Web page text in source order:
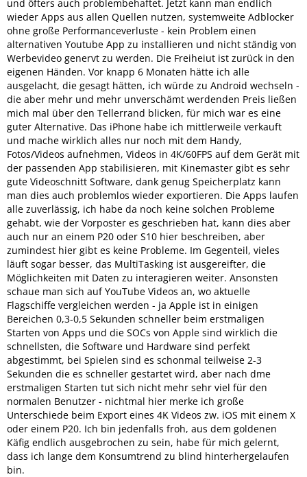
und öfters auch problembehaftet. Jetzt kann man endlich
wieder Apps aus allen Quellen nutzen, systemweite Adblocker
ohne große Performanceverluste - kein Problem einen
alternativen Youtube App zu installieren und nicht ständig von
Werbevideo genervt zu werden. Die Freiheiut ist zurück in den
eigenen Händen. Vor knapp 6 Monaten hätte ich alle
ausgelacht, die gesagt hätten, ich würde zu Android wechseln -
die aber mehr und mehr unverschämt werdenden Preis ließen
mich mal über den Tellerrand blicken, für mich war es eine
guter Alternative. Das iPhone habe ich mittlerweile verkauft
und mache wirklich alles nur noch mit dem Handy,
Fotos/Videos aufnehmen, Videos in 4K/60FPS auf dem Gerät mit
der passenden App stabilisieren, mit Kinemaster gibt es sehr
gute Videoschnitt Software, dank genug Speicherplatz kann
man dies auch problemlos wieder exportieren. Die Apps laufen
alle zuverlässig, ich habe da noch keine solchen Probleme
gehabt, wie der Vorposter es geschrieben hat, kann dies aber
auch nur an einem P20 oder S10 hier beschreiben, aber
zumindest hier gibt es keine Probleme. Im Gegenteil, vieles
läuft sogar besser, das MultiTasking ist ausgereifter, die
Möglichkeiten mit Daten zu interagieren weiter. Ansonsten
schaue man sich auf YouTube Videos an, wo aktuelle
Flagschiffe vergleichen werden - ja Apple ist in einigen
Bereichen 0,3-0,5 Sekunden schneller beim erstmaligen
Starten von Apps und die SOCs von Apple sind wirklich die
schnellsten, die Software und Hardware sind perfekt
abgestimmt, bei Spielen sind es schonmal teilweise 2-3
Sekunden die es schneller gestartet wird, aber nach dme
erstmaligen Starten tut sich nicht mehr sehr viel für den
normalen Benutzer - nichtmal hier merke ich große
Unterschiede beim Export eines 4K Videos zw. iOS mit einem X
oder einem P20. Ich bin jedenfalls froh, aus dem goldenen
Käfig endlich ausgebrochen zu sein, habe für mich gelernt,
dass ich lange dem Konsumtrend zu blind hinterhergelaufen
bin.